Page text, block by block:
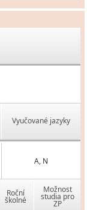
Vyučované jazyky
A, N
Roční
školné
Možnost
studia pro
ZP